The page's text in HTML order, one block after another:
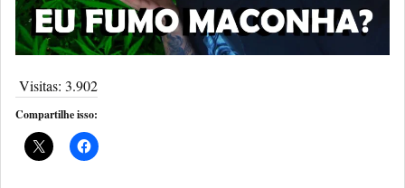
Visitas: 3.902
Compartilhe isso: